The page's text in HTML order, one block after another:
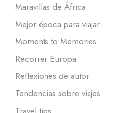
Maravillas de África
Mejor época para viajar
Moments to Memories
Recorrer Europa
Reflexiones de autor
Tendencias sobre viajes
Travel tips